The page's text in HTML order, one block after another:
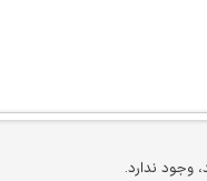
وجود ندارد.